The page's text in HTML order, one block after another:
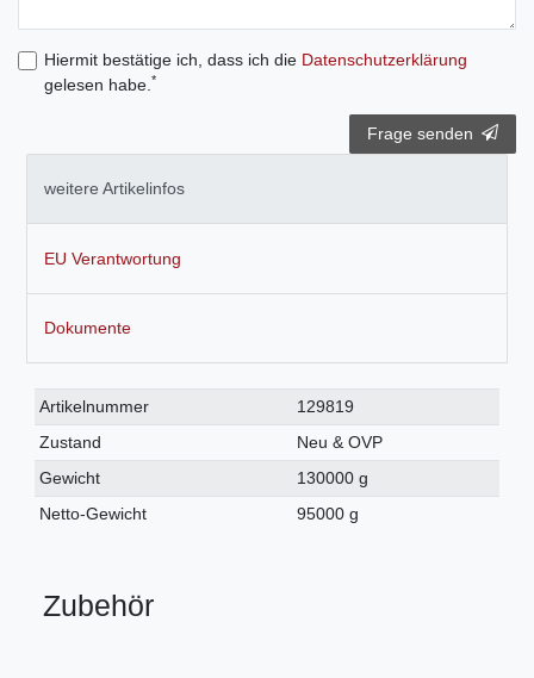
Hiermit bestätige ich, dass ich die Daten­schutz­erklärung
gelesen habe. *
Frage senden
weitere Artikelinfos
EU Verantwortung
Dokumente
Technisches
Merkmal
Wert
Artikelnummer
129819
Zustand
Neu & OVP
Gewicht
130000 g
Netto-Gewicht
95000 g
Zubehör